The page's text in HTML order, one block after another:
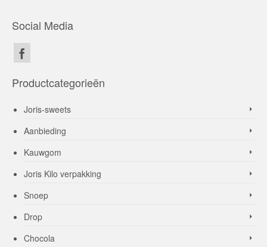
Social Media
Productcategorieën
Joris-sweets
Aanbieding
Kauwgom
Joris Kilo verpakking
Snoep
Drop
Chocola